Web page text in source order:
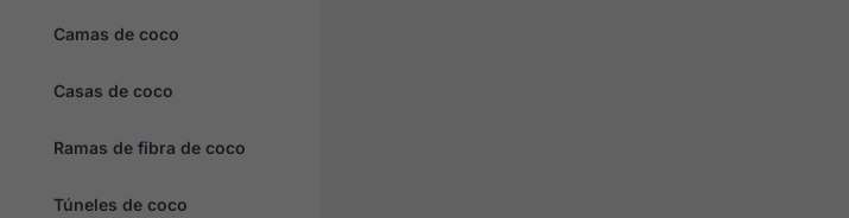
Camas de coco
Casas de coco
Ramas de fibra de coco
Túneles de coco